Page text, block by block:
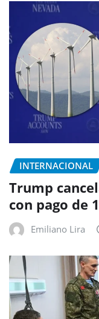
INTERNACIONAL
Trump
con pago de
Emiliano Lira